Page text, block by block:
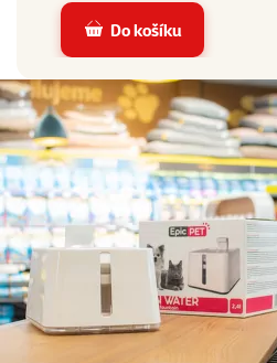
Do košíku